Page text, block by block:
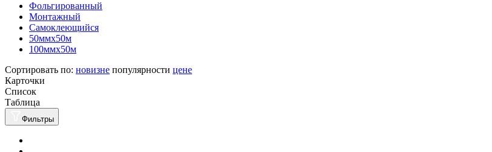
Фольгированный
Монтажный
Самоклеющийся
50ммх50м
100ммх50м
Сортировать по: новизне популярности цене
Карточки
Список
Таблица
Фильтры